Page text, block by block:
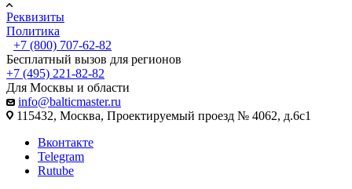
Реквизиты
Политика
+7 (800) 707-62-82
Бесплатный вызов для регионов
+7 (495) 221-82-82
Для Москвы и области
info@balticmaster.ru
115432, Москва, Проектируемый проезд № 4062, д.6с1
Вконтакте
Telegram
Rutube